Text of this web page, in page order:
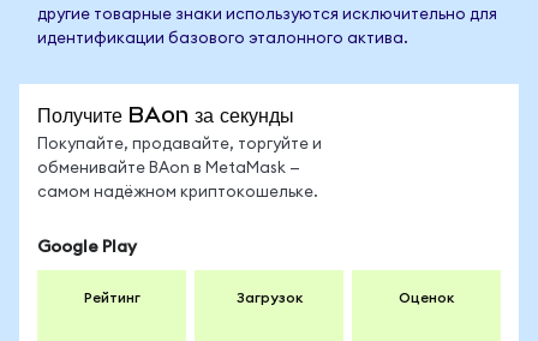
другие товарные знаки используются исключительно для
идентификации базового эталонного актива.
Получите BAon за секунды
Покупайте, продавайте, торгуйте и
обменивайте BAon в MetaMask —
самом надёжном криптокошельке.
Google Play
Рейтинг Загрузок Оценок